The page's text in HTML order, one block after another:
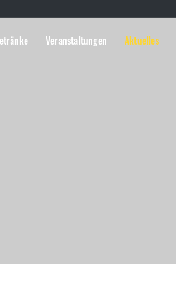
Veranstaltungen Aktuelles